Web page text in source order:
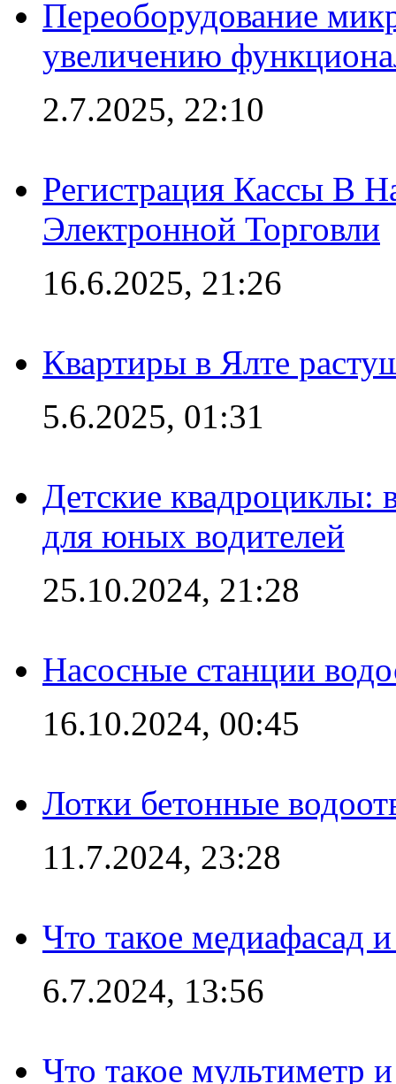
Переоборудование
увеличению
2.7.2025, 22:10
Регистрация Кассы В
Электронной Торговли
16.6.2025, 21:26
Квартиры в Ялте
5.6.2025, 01:31
Детские квадроциклы:
для юных водителей
25.10.2024, 21:28
Насосные станции
16.10.2024, 00:45
Лотки бетонные
11.7.2024, 23:28
Что такое медиафасад
6.7.2024, 13:56
Что такое мультиметр